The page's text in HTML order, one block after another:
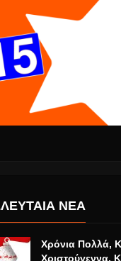
ΝΕΑ
Χρόνια Πολλά,
Χριστούγεννα,